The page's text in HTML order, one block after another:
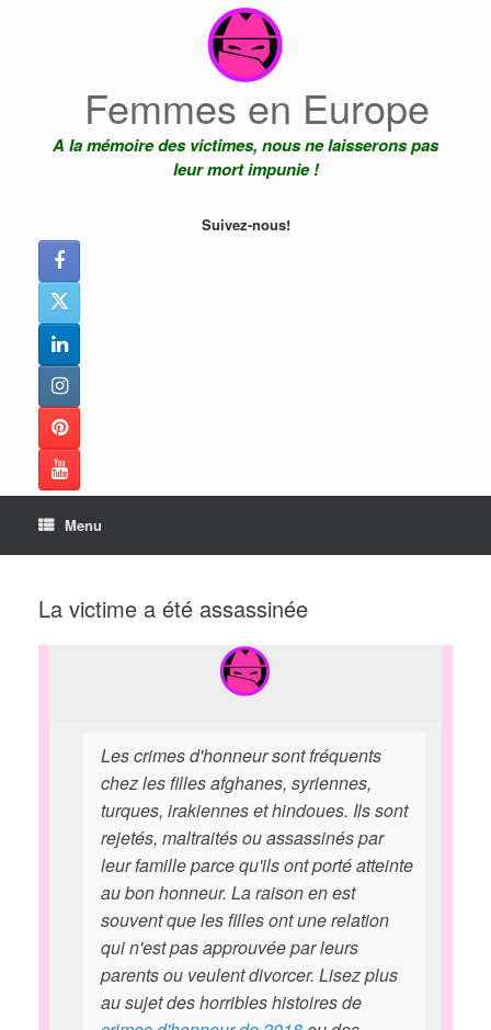
Femmes en Europe
A la mémoire des victimes, nous ne laisserons pas
leur mort impunie !
Suivez-nous!
Menu
La victime a été assassinée
Les crimes d'honneur sont fréquents
chez les filles afghanes, syriennes,
turques, irakiennes et hindoues. Ils sont
rejetés, maltraités ou assassinés par
leur famille parce qu'ils ont porté atteinte
au bon honneur. La raison en est
souvent que les filles ont une relation
qui n'est pas approuvée par leurs
parents ou veulent divorcer. Lisez plus
au sujet des horribles histoires de